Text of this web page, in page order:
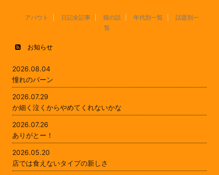
アバウト 日記全記事 猫の話 年代別一覧
話題別一
覧
お知らせ
2026.08.04
憧れのバーン
2026.07.29
か細く泣くからやめてくれないかな
2026.07.26
ありがとー！
2026.05.20
店では食えないタイプの新しさ